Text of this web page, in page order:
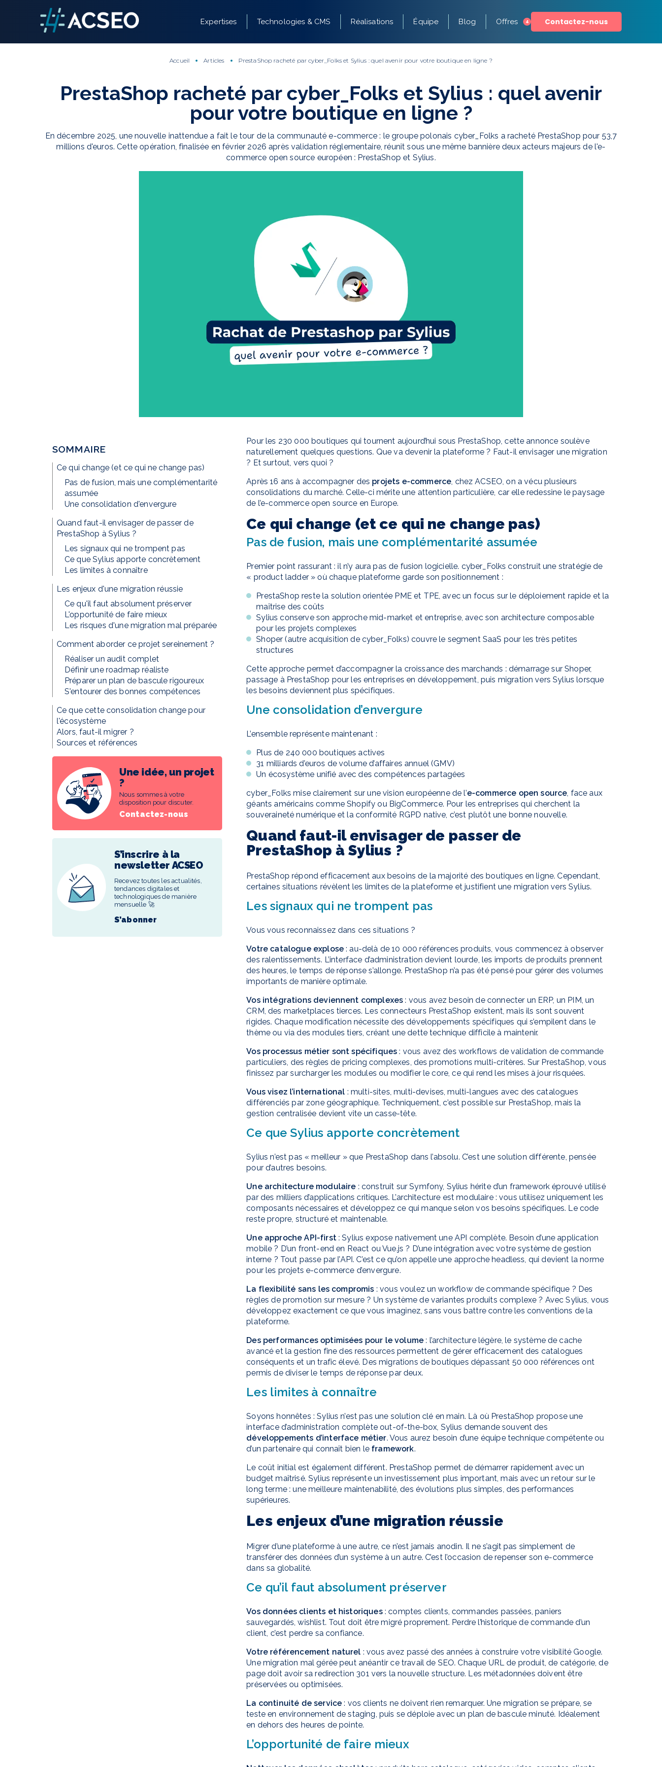
Expertises Technologies & CMS Réalisations Équipe Blog Offres 4 Contactez-nous
Accueil Articles PrestaShop racheté par cyber_Folks et Sylius : quel avenir pour votre boutique en ligne ?
PrestaShop racheté par cyber_Folks et Sylius : quel avenir
pour votre boutique en ligne ?
En décembre 2025, une nouvelle inattendue a fait le tour de la communauté e-commerce : le groupe polonais cyber_Folks a racheté PrestaShop pour 53,7
millions d'euros. Cette opération, finalisée en février 2026 après validation réglementaire, réunit sous une même bannière deux acteurs majeurs de l'e-
commerce open source européen : PrestaShop et Sylius.
SOMMAIRE
Ce qui change (et ce qui ne change pas)
Pas de fusion, mais une complémentarité
assumée
Une consolidation d'envergure
Quand faut-il envisager de passer de
PrestaShop à Sylius ?
Les signaux qui ne trompent pas
Ce que Sylius apporte concrètement
Les limites à connaître
Les enjeux d'une migration réussie
Ce qu'il faut absolument préserver
L'opportunité de faire mieux
Les risques d'une migration mal préparée
Comment aborder ce projet sereinement ?
Réaliser un audit complet
Définir une roadmap réaliste
Préparer un plan de bascule rigoureux
S'entourer des bonnes compétences
Ce que cette consolidation change pour
l'écosystème
Alors, faut-il migrer ?
Sources et références
Une idée, un projet
?
Nous sommes à votre
disposition pour discuter.
Contactez-nous
S’inscrire à la
newsletter ACSEO
Recevez toutes les actualités,
tendances digitales et
technologiques de manière
mensuelle 🚀
S’abonner
Pour les 230 000 boutiques qui tournent aujourd’hui sous PrestaShop, cette annonce soulève
naturellement quelques questions. Que va devenir la plateforme ? Faut-il envisager une migration
? Et surtout, vers quoi ?
Après 16 ans à accompagner des projets e-commerce, chez ACSEO, on a vécu plusieurs
consolidations du marché. Celle-ci mérite une attention particulière, car elle redessine le paysage
de l’e-commerce open source en Europe.
Ce qui change (et ce qui ne change pas)
Pas de fusion, mais une complémentarité assumée
Premier point rassurant : il n’y aura pas de fusion logicielle. cyber_Folks construit une stratégie de
« product ladder » où chaque plateforme garde son positionnement :
PrestaShop reste la solution orientée PME et TPE, avec un focus sur le déploiement rapide et la
maîtrise des coûts
Sylius conserve son approche mid-market et entreprise, avec son architecture composable
pour les projets complexes
Shoper (autre acquisition de cyber_Folks) couvre le segment SaaS pour les très petites
structures
Cette approche permet d’accompagner la croissance des marchands : démarrage sur Shoper,
passage à PrestaShop pour les entreprises en développement, puis migration vers Sylius lorsque
les besoins deviennent plus spécifiques.
Une consolidation d’envergure
L’ensemble représente maintenant :
Plus de 240 000 boutiques actives
31 milliards d’euros de volume d’affaires annuel (GMV)
Un écosystème unifié avec des compétences partagées
cyber_Folks mise clairement sur une vision européenne de l’e-commerce open source, face aux
géants américains comme Shopify ou BigCommerce. Pour les entreprises qui cherchent la
souveraineté numérique et la conformité RGPD native, c’est plutôt une bonne nouvelle.
Quand faut-il envisager de passer de
PrestaShop à Sylius ?
PrestaShop répond efficacement aux besoins de la majorité des boutiques en ligne. Cependant,
certaines situations révèlent les limites de la plateforme et justifient une migration vers Sylius.
Les signaux qui ne trompent pas
Vous vous reconnaissez dans ces situations ?
Votre catalogue explose : au-delà de 10 000 références produits, vous commencez à observer
des ralentissements. L’interface d’administration devient lourde, les imports de produits prennent
des heures, le temps de réponse s’allonge. PrestaShop n’a pas été pensé pour gérer des volumes
importants de manière optimale.
Vos intégrations deviennent complexes : vous avez besoin de connecter un ERP, un PIM, un
CRM, des marketplaces tierces. Les connecteurs PrestaShop existent, mais ils sont souvent
rigides. Chaque modification nécessite des développements spécifiques qui s’empilent dans le
thème ou via des modules tiers, créant une dette technique difficile à maintenir.
Vos processus métier sont spécifiques : vous avez des workflows de validation de commande
particuliers, des règles de pricing complexes, des promotions multi-critères. Sur PrestaShop, vous
finissez par surcharger les modules ou modifier le core, ce qui rend les mises à jour risquées.
Vous visez l’international : multi-sites, multi-devises, multi-langues avec des catalogues
différenciés par zone géographique. Techniquement, c’est possible sur PrestaShop, mais la
gestion centralisée devient vite un casse-tête.
Ce que Sylius apporte concrètement
Sylius n’est pas « meilleur » que PrestaShop dans l’absolu. C’est une solution différente, pensée
pour d’autres besoins.
Une architecture modulaire : construit sur Symfony, Sylius hérite d’un framework éprouvé utilisé
par des milliers d’applications critiques. L’architecture est modulaire : vous utilisez uniquement les
composants nécessaires et développez ce qui manque selon vos besoins spécifiques. Le code
reste propre, structuré et maintenable.
Une approche API-first: Sylius expose nativement une API complète. Besoin d’une application
mobile ? D’un front-end en React ou Vue.js ? D’une intégration avec votre système de gestion
interne ? Tout passe par l’API. C’est ce qu’on appelle une approche headless, qui devient la norme
pour les projets e-commerce d’envergure.
La flexibilité sans les compromis : vous voulez un workflow de commande spécifique ? Des
règles de promotion sur mesure ? Un système de variantes produits complexe ? Avec Sylius, vous
développez exactement ce que vous imaginez, sans vous battre contre les conventions de la
plateforme.
Des performances optimisées pour le volume : l’architecture légère, le système de cache
avancé et la gestion fine des ressources permettent de gérer efficacement des catalogues
conséquents et un trafic élevé. Des migrations de boutiques dépassant 50 000 références ont
permis de diviser le temps de réponse par deux.
Les limites à connaître
Soyons honnêtes : Sylius n’est pas une solution clé en main. Là où PrestaShop propose une
interface d’administration complète out-of-the-box, Sylius demande souvent des
développements d’interface métier. Vous aurez besoin d’une équipe technique compétente ou
d’un partenaire qui connaît bien le framework.
Le coût initial est également différent. PrestaShop permet de démarrer rapidement avec un
budget maîtrisé. Sylius représente un investissement plus important, mais avec un retour sur le
long terme : une meilleure maintenabilité, des évolutions plus simples, des performances
supérieures.
Les enjeux d’une migration réussie
Migrer d’une plateforme à une autre, ce n’est jamais anodin. Il ne s’agit pas simplement de
transférer des données d’un système à un autre. C’est l’occasion de repenser son e-commerce
dans sa globalité.
Ce qu’il faut absolument préserver
Vos données clients et historiques: comptes clients, commandes passées, paniers
sauvegardés, wishlist. Tout doit être migré proprement. Perdre l’historique de commande d’un
client, c’est perdre sa confiance.
Votre référencement naturel : vous avez passé des années à construire votre visibilité Google.
Une migration mal gérée peut anéantir ce travail de SEO. Chaque URL de produit, de catégorie, de
page doit avoir sa redirection 301 vers la nouvelle structure. Les métadonnées doivent être
préservées ou optimisées.
La continuité de service : vos clients ne doivent rien remarquer. Une migration se prépare, se
teste en environnement de staging, puis se déploie avec un plan de bascule minuté. Idéalement
en dehors des heures de pointe.
L’opportunité de faire mieux